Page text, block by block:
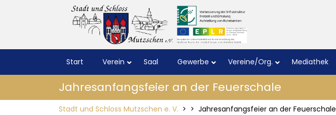
Start Verein Saal Gewerbe Vereine/Org. Mediathek
Jahresanfangsfeier an der Feuerschale
Stadt und Schloss Mutzschen e. V. > > Jahresanfangsfeier an der Feuerschale